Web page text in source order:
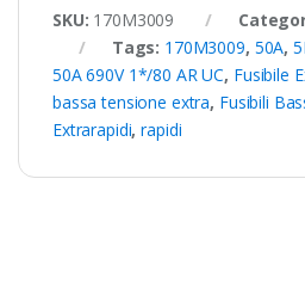
SKU: 170M3009
Tags: 170M3009, 50A,
50A 690V 1*/80 AR UC, Fusibile
bassa tensione extra, Fusibili
Extrarapidi,rapidi